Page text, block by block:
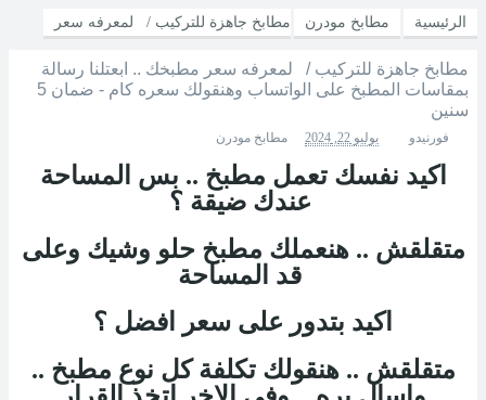
الرئيسية مطابخ مودرن مطابخ جاهزة للتركيب / لمعرفه سعر
مطبخك .. ابعتلنا رسالة بمقاسات المطبخ على الواتساب وهنقولك سعره كام
- ضمان 5 سنين
مطابخ جاهزة للتركيب / لمعرفه سعر مطبخك .. ابعتلنا رسالة
بمقاسات المطبخ على الواتساب وهنقولك سعره كام - ضمان 5
سنين
فورنيدو يوليو 22, 2024 مطابخ مودرن
اكيد نفسك تعمل مطبخ .. بس المساحة
متقلقش .. هنعملك مطبخ حلو وشيك وعلى
اكيد بتدور على سعر افضل ؟
متقلقش .. هنقولك تكلفة كل نوع مطبخ ..